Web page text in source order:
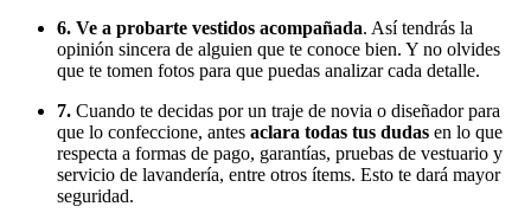
6. Ve a probarte vestidos acompañada. Así tendrás la
opinión sincera de alguien que te conoce bien. Y no olvides
que te tomen fotos para que puedas analizar cada detalle.
7. Cuando te decidas por un traje de novia o diseñador para
que lo confeccione, antes aclara todas tus dudas en lo que
respecta a formas de pago, garantías, pruebas de vestuario y
servicio de lavandería, entre otros ítems. Esto te dará mayor
seguridad.